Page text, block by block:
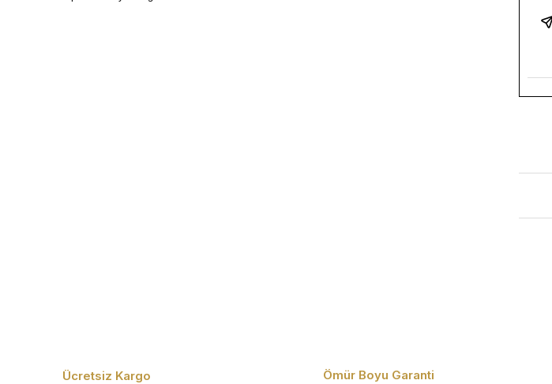
Ücretsiz Kargo Ömür Boyu Garanti